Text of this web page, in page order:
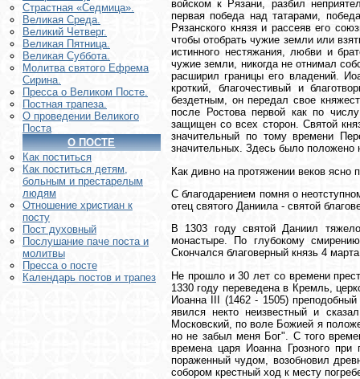
Страстная «Седмица».
Великая Среда.
Великий Четверг.
Великая Пятница.
Великая Суббота.
Молитва святого Ефрема
Сирина.
Пресса о Великом Посте.
Постная трапеза.
О проведении Великого
Поста
О ПОСТЕ
Как поститься
Как поститься детям,
больным и престарелым
людям
Отношение христиан к
посту
Пост духовный
Послушание паче поста и
молитвы
Пресса о посте
Календарь постов и трапез
войском к Рязани, разбил
первая победа над татарами,
Рязанского князя и рассеяв его
чтобы отобрать чужие земли или
истинного нестяжания, любви и
чужие земли, никогда не отнимал
расширил границы его владений.
кроткий, благочестивый и
бездетным, он передал свое
после Ростова первой как по
защищен со всех сторон. Святой
значительный по тому времени
значительных. Здесь было
Как дивно на протяжении веков
С благодарением помня о
отец святого Даниила - святой
В 1303 году святой Даниил
монастыре. По глубокому
Скончался благоверный князь 4
Не прошло и 30 лет со времени
1330 году переведена в Кремль,
Иоанна III (1462 - 1505)
явился некто неизвестный и
Московский, по воле Божией я
но не забыл меня Бог". С того
времена царя Иоанна Грозного
пораженный чудом, возобновил
собором крестный ход к месту